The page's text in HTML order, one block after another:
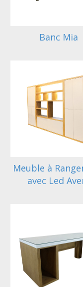
Banc Mia
Meuble à
avec Led